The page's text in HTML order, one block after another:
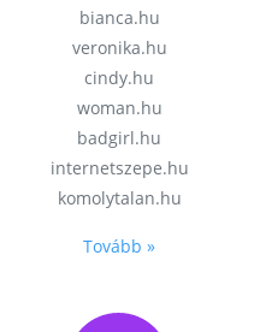
bianca.hu
veronika.hu
cindy.hu
woman.hu
badgirl.hu
internetszepe.hu
komolytalan.hu
Tovább »